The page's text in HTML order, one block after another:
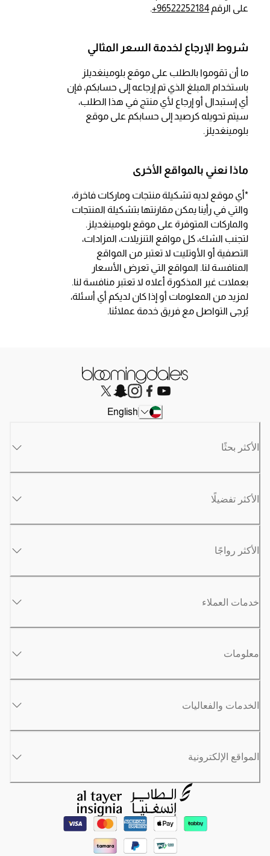
على الرقم+96522252184
.
شروط الإرجاع لخدمة السعر المثالي
ما أن تقوموا بالطلب على موقع بلومينغديلز
باستخدام المبلغ الذي تم إرجاعه إلى حسابكم، فإن
أي إستبدال أو إرجاع لأي منتج في هذا الطلب،
سيتم تحويله كرصيد إلى حسابكم على موقع
بلومينغديلز.
ماذا نعني بالمواقع الأخرى
*أي موقع لديه تشكيلة منتجات وماركات فاخرة،
والتي في رأينا يمكن مقارنتها بتشكيلة المنتجات
والماركات المتوفرة على موقع بلومينغديلز.
لتجنب الشك، كل مواقع التنزيلات، المزادات،
التصفية أو الأوتليت لا تعتبر من المواقع
المنافسة لنا. المواقع التي تعرض الأسعار
بعملات غير المذكورة أعلاه لا تعتبر منافسة لنا.
لمزيد من المعلومات أو إذا كان لديكم أي أسئلة،
يُرجى التواصل مع فريق خدمة عملائنا.
English
الأكثر بحثًا
الأكثر تفضيلًا
الأكثر رواجًا
خدمات العملاء
معلومات
الخدمات والفعاليات
المواقع الإلكترونية